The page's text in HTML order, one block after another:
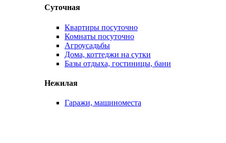
Суточная
Квартиры посуточно
Комнаты посуточно
Агроусадьбы
Дома, коттеджи на сутки
Базы отдыха, гостиницы, бани
Нежилая
Гаражи, машиноместа